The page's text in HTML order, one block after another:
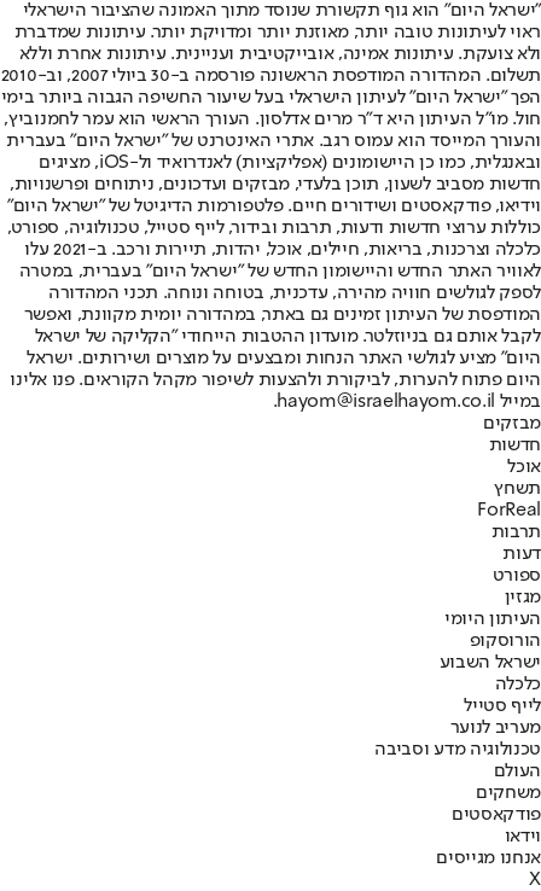
"ישראל היום" הוא גוף תקשורת שנוסד מתוך האמונה שהציבור הישראלי
ראוי לעיתונות טובה יותר, מאוזנת יותר ומדויקת יותר. עיתונות שמדברת
ולא צועקת. עיתונות אמינה, אובייקטיבית ועניינית. עיתונות אחרת וללא
תשלום. המהדורה המודפסת הראשונה פורסמה ב-30 ביולי 2007, וב-2010
הפך "ישראל היום" לעיתון הישראלי בעל שיעור החשיפה הגבוה ביותר בימי
חול. מו"ל העיתון היא ד"ר מרים אדלסון. העורך הראשי הוא עמר לחמנוביץ,
והעורך המייסד הוא עמוס רגב. אתרי האינטרנט של "ישראל היום" בעברית
ובאנגלית, כמו כן היישומונים (אפליקציות) לאנדרואיד ול-iOS, מציגים
חדשות מסביב לשעון, תוכן בלעדי, מבזקים ועדכונים, ניתוחים ופרשנויות,
וידיאו, פודקאסטים ושידורים חיים. פלטפורמות הדיגיטל של "ישראל היום"
כוללות ערוצי חדשות ודעות, תרבות ובידור, לייף סטייל, טכנולוגיה, ספורט,
כלכלה וצרכנות, בריאות, חיילים, אוכל, יהדות, תיירות ורכב. ב-2021 עלו
לאוויר האתר החדש והיישומון החדש של "ישראל היום" בעברית, במטרה
לספק לגולשים חוויה מהירה, עדכנית, בטוחה ונוחה. תכני המהדורה
המודפסת של העיתון זמינים גם באתר, במהדורה יומית מקוונת, ואפשר
לקבל אותם גם בניוזלטר. מועדון ההטבות הייחודי "הקליקה של ישראל
היום" מציע לגולשי האתר הנחות ומבצעים על מוצרים ושירותים. ישראל
היום פתוח להערות, לביקורת ולהצעות לשיפור מקהל הקוראים. פנו אלינו
במייל hayom@israelhayom.co.il.
מבזקים
חדשות
אוכל
תשחץ
ForReal
תרבות
דעות
ספורט
מגזין
העיתון היומי
הורוסקופ
ישראל השבוע
כלכלה
לייף סטייל
מעריב לנוער
טכנולוגיה מדע וסביבה
העולם
משחקים
פודקאסטים
וידאו
אנחנו מגייסים
X